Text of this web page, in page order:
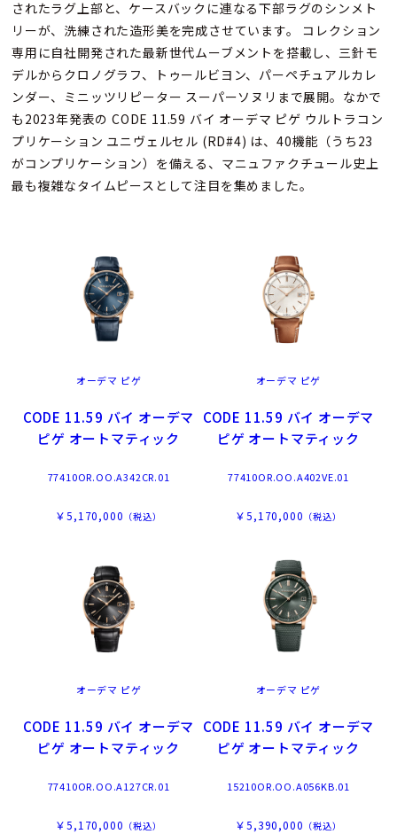
されたラグ上部と、ケースバックに連なる下部ラグのシンメト
リーが、洗練された造形美を完成させています。 コレクション
専用に自社開発された最新世代ムーブメントを搭載し、三針モ
デルからクロノグラフ、トゥールビヨン、パーペチュアルカレ
ンダー、ミニッツリピーター スーパーソヌリまで展開。なかで
も2023年発表の CODE 11.59 バイ オーデマ ピゲ ウルトラコン
プリケーション ユニヴェルセル (RD#4) は、40機能（うち23
がコンプリケーション）を備える、マニュファクチュール史上
最も複雑なタイムピースとして注目を集めました。
オーデマ ピゲ
CODE 11.59 バイ オーデマ
ピゲ オートマティック
77410OR.OO.A342CR.01
￥5,170,000 （税込）
オーデマ ピゲ
CODE 11.59 バイ オーデマ
ピゲ オートマティック
77410OR.OO.A402VE.01
￥5,170,000 （税込）
オーデマ ピゲ
CODE 11.59 バイ オーデマ
ピゲ オートマティック
77410OR.OO.A127CR.01
￥5,170,000 （税込）
オーデマ ピゲ
CODE 11.59 バイ オーデマ
ピゲ オートマティック
15210OR.OO.A056KB.01
￥5,390,000 （税込）